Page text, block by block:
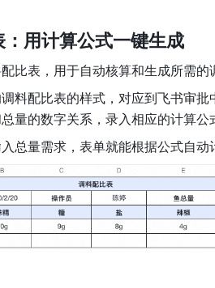
：用计算公式一键生成
比表，用于自动核算和生成所需的
料配比表的样式，对应到飞书审
量的数字关系，录入相应的计算公
总量需求，表单就能根据公式自动